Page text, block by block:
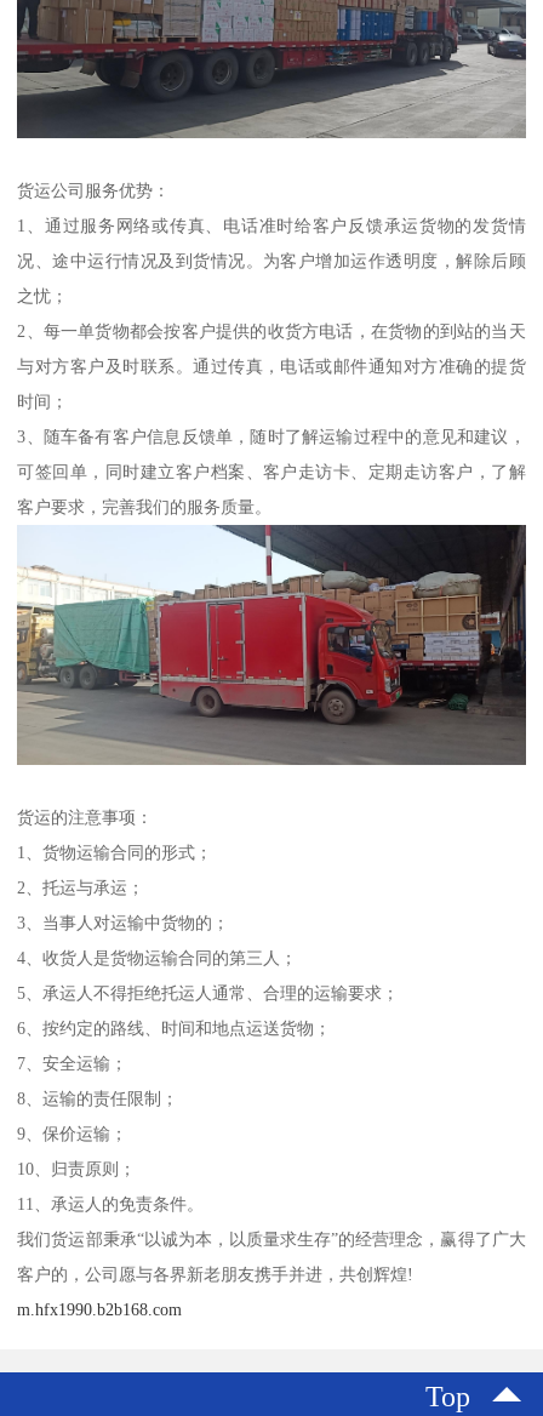
货运公司服务优势：
1、通过服务网络或传真、电话准时给客户反馈承运货物的发货情
况、途中运行情况及到货情况。为客户增加运作透明度，解除后顾
之忧；
2、每一单货物都会按客户提供的收货方电话，在货物的到站的当天
与对方客户及时联系。通过传真，电话或邮件通知对方准确的提货
时间；
3、随车备有客户信息反馈单，随时了解运输过程中的意见和建议，
可签回单，同时建立客户档案、客户走访卡、定期走访客户，了解
客户要求，完善我们的服务质量。
货运的注意事项：
1、货物运输合同的形式；
2、托运与承运；
3、当事人对运输中货物的；
4、收货人是货物运输合同的第三人；
5、承运人不得拒绝托运人通常、合理的运输要求；
6、按约定的路线、时间和地点运送货物；
7、安全运输；
8、运输的责任限制；
9、保价运输；
10、归责原则；
11、承运人的免责条件。
我们货运部秉承“以诚为本，以质量求生存”的经营理念，赢得了广大
客户的，公司愿与各界新老朋友携手并进，共创辉煌!
m.hfx1990.b2b168.com
Top